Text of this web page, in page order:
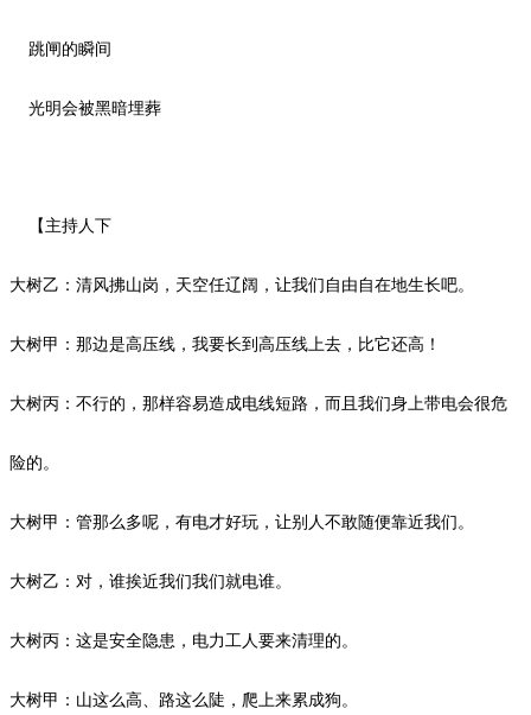
跳闸的瞬间
光明会被黑暗埋葬
【主持人下
大树乙：清风拂山岗，天空任辽阔，让我们自由自在地生长吧。
大树甲：那边是高压线，我要长到高压线上去，比它还高！
大树丙：不行的，那样容易造成电线短路，而且我们身上带电会很危
险的。
大树甲：管那么多呢，有电才好玩，让别人不敢随便靠近我们。
大树乙：对，谁挨近我们我们就电谁。
大树丙：这是安全隐患，电力工人要来清理的。
大树甲：山这么高、路这么陡，爬上来累成狗。